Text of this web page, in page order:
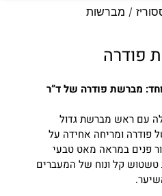
/ מברשות
פודרה
מברשת פודרה של ד”ר
עם ראש מברשת גדול
פודרה ומריחה אחידה על
פנים במראה מאט טבעי
קל ונוח של המעברים